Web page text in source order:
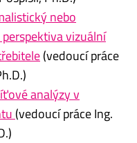
nebo
vizuální
(vedoucí práce
analýzy v
(vedoucí práce Ing.